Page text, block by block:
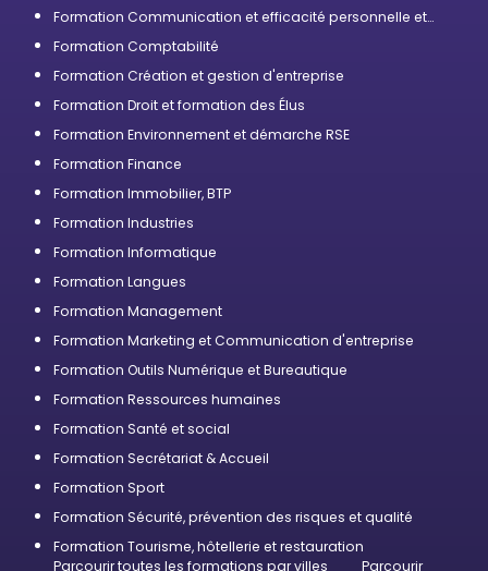
Formation Communication et efficacité personnelle et
Formation Comptabilité
Formation Création et gestion d'entreprise
Formation Droit et formation des Élus
Formation Environnement et démarche RSE
Formation Finance
Formation Immobilier, BTP
Formation Industries
Formation Informatique
Formation Langues
Formation Management
Formation Marketing et Communication d'entreprise
Formation Outils Numérique et Bureautique
Formation Ressources humaines
Formation Santé et social
Formation Secrétariat & Accueil
Formation Sport
Formation Sécurité, prévention des risques et qualité
Formation Tourisme, hôtellerie et restauration
Parcourir toutes les formations par villes
Parcourir